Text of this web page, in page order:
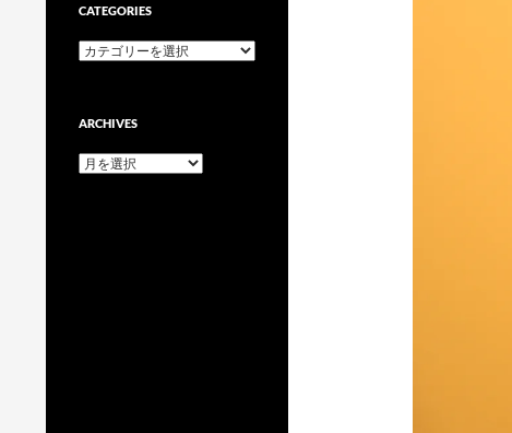
CATEGORIES
categories
ARCHIVES
archives